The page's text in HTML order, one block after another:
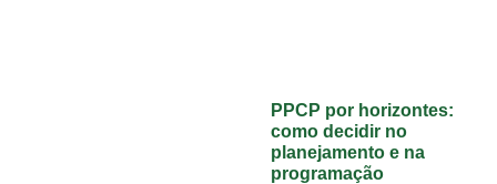
PPCP por horizontes:
como decidir no
planejamento e na
programação